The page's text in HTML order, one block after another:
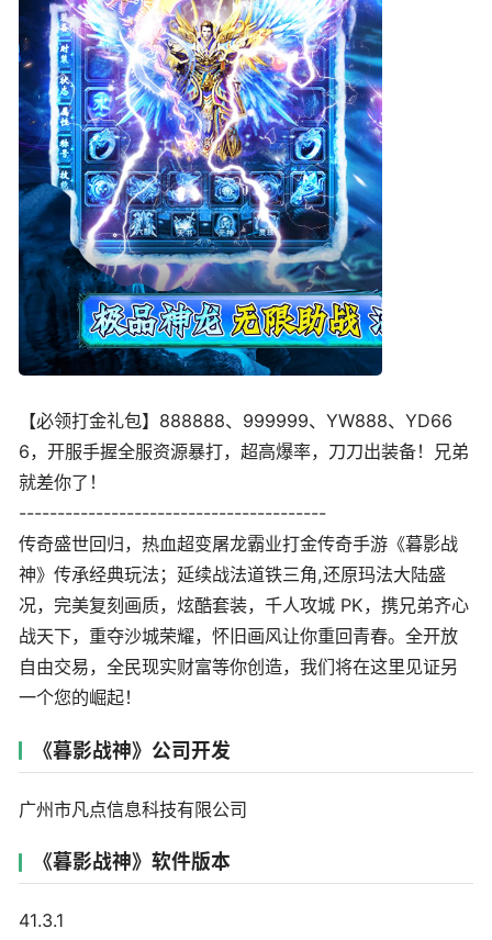
【必领打金礼包】888888、999999、YW888、YD66
6，开服手握全服资源暴打，超高爆率，刀刀出装备！兄弟
就差你了！
----------------------------------------
传奇盛世回归，热血超变屠龙霸业打金传奇手游《暮影战
神》传承经典玩法；延续战法道铁三角,还原玛法大陆盛
况，完美复刻画质，炫酷套装，千人攻城 PK，携兄弟齐心
战天下，重夺沙城荣耀，怀旧画风让你重回青春。全开放
自由交易，全民现实财富等你创造，我们将在这里见证另
一个您的崛起！
《暮影战神》公司开发
广州市凡点信息科技有限公司
《暮影战神》软件版本
41.3.1